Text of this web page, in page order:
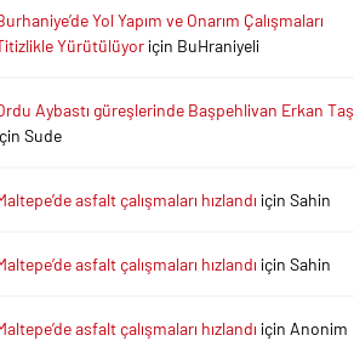
Yol Yapım ve Onarım Çalışmaları
Yürütülüyoriçin BuHraniyeli
Aybastı güreşlerinde Başpehlivan Erkan Taş
Sude
asfalt çalışmaları hızlandı içinSahin
asfalt çalışmaları hızlandı içinSahin
asfalt çalışmaları hızlandı için Anonim